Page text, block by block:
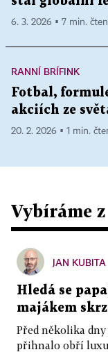
6. 3. 2026 ▪ 7 min.
RANNÍ BRÍFINK
Fotbal,
akciích ze
20. 2. 2026 ▪ 1 min.
Vybíráme
JAN KUBITA
Hledá se
majákem
Před několika
přihnalo obří